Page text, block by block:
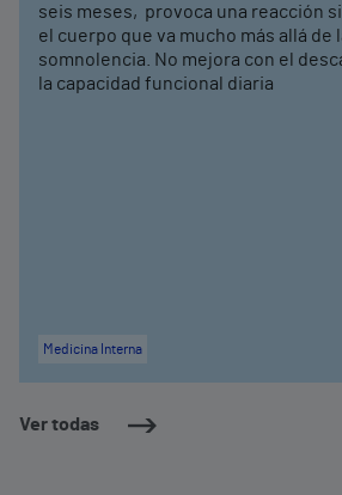
Ver todas
seis meses, provoca una reacción
el cuerpo que va mucho más allá de
somnolencia. No mejora con el
la capacidad funcional diaria
Medicina Interna